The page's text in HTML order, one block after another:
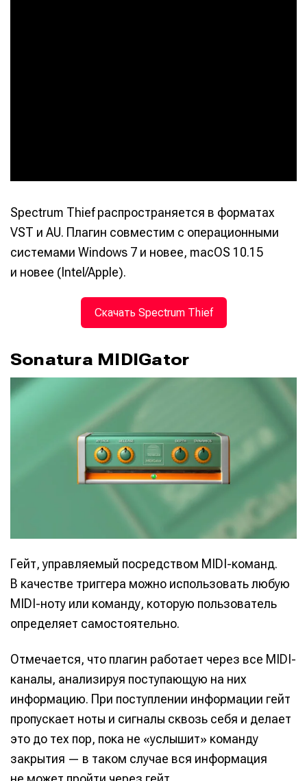
Spectrum Thief распространяется в форматах
VST и AU. Плагин совместим с операционными
системами Windows 7 и новее, macOS 10.15
и новее (Intel/Apple).
Скачать Spectrum Thief
Sonatura MIDIGator
Гейт, управляемый посредством MIDI-команд.
В качестве триггера можно использовать любую
MIDI-ноту или команду, которую пользователь
определяет самостоятельно.
Отмечается, что плагин работает через все MIDI-
каналы, анализируя поступающую на них
информацию. При поступлении информации гейт
пропускает ноты и сигналы сквозь себя и делает
это до тех пор, пока не «услышит» команду
закрытия — в таком случае вся информация